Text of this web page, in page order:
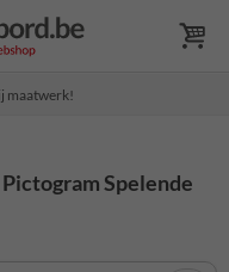
maatwerk!
Spelende